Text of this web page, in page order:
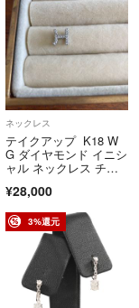
」が運営して
まいります。
ネックレス
テイクアップ K18 W
G ダイヤモンド イニシ
ャル ネックレス チャ
¥28,000
3%還元